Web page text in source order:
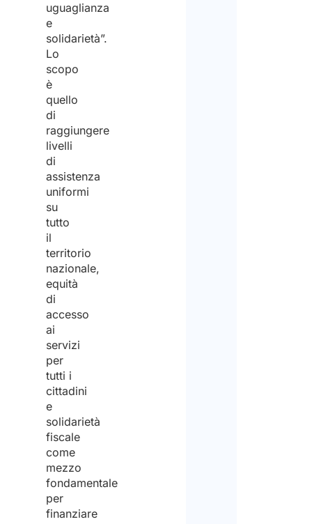
uguaglianza
e
solidarietà”.
Lo
scopo
è
quello
di
raggiungere
livelli
di
assistenza
uniformi
su
tutto
il
territorio
nazionale,
equità
di
accesso
ai
servizi
per
tutti i
cittadini
e
solidarietà
fiscale
come
mezzo
fondamentale
per
finanziare